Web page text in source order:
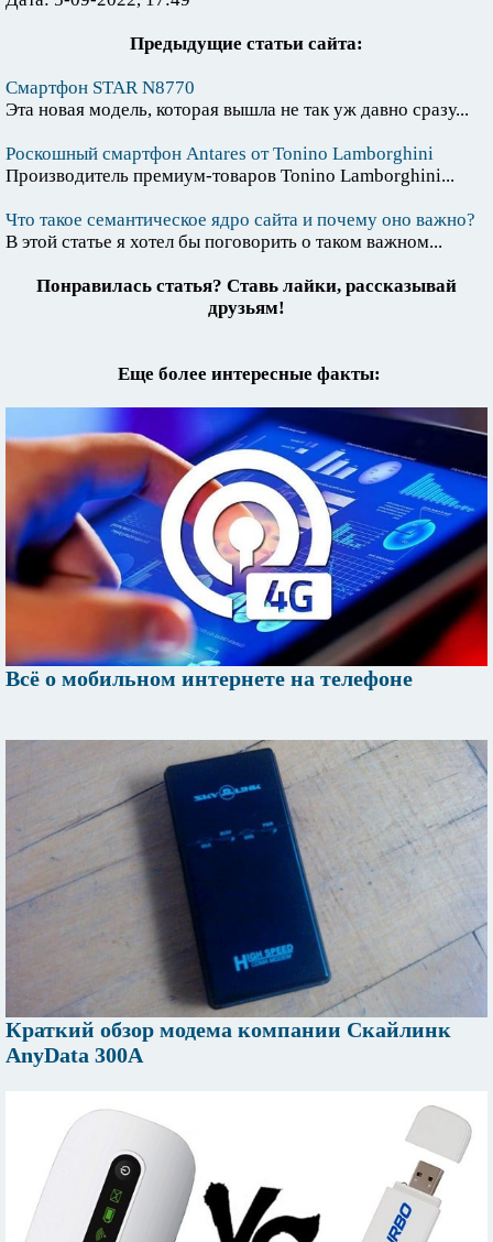
Предыдущие статьи сайта:
Смартфон STAR N8770
Эта новая модель, которая вышла не так уж давно сразу...
Роскошный смартфон Antares от Tonino Lamborghini
Производитель премиум-товаров Tonino Lamborghini...
Что такое семантическое ядро сайта и почему оно важно?
В этой статье я хотел бы поговорить о таком важном...
Понравилась статья? Ставь лайки, рассказывай
друзьям!
Еще более интересные факты:
Всё о мобильном интернете на телефоне
Краткий обзор модема компании Скайлинк
AnyData 300A